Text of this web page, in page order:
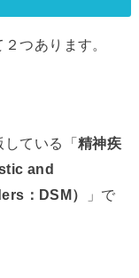
つあります。
している「精神疾
and
：DSM）
」で